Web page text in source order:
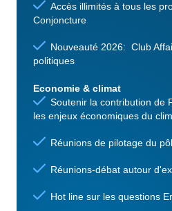
Accès illimités à tous les
Conjoncture
Nouveauté 2026: Club
politiques
Economie & climat
Soutenir la contribution de
les enjeux économiques du
Réunions de pilotage du
Réunions-débat autour
Hot line sur les questions